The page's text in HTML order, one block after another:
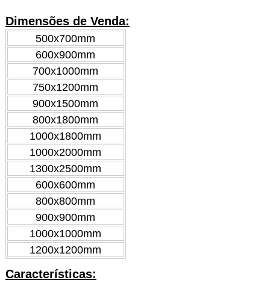
Dimensões de Venda:
500x700mm
600x900mm
700x1000mm
750x1200mm
900x1500mm
800x1800mm
1000x1800mm
1000x2000mm
1300x2500mm
600x600mm
800x800mm
900x900mm
1000x1000mm
1200x1200mm
Características: